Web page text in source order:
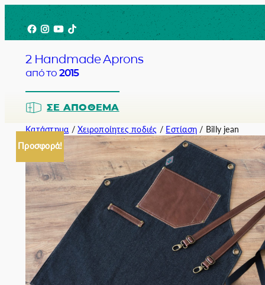
Μετάβαση
στο
περιεχόμενο
Facebook
Instagram
YouTube
TikTok
2 Handmade Aprons
από το 2015
ΣΕ ΑΠΌΘΕΜΑ
Barista
Bartender
Σεφ
Σομελιέ
Κατάστημα /Χειροποίητες ποδιές / Εστίαση / Billy jean
Προσφορά!